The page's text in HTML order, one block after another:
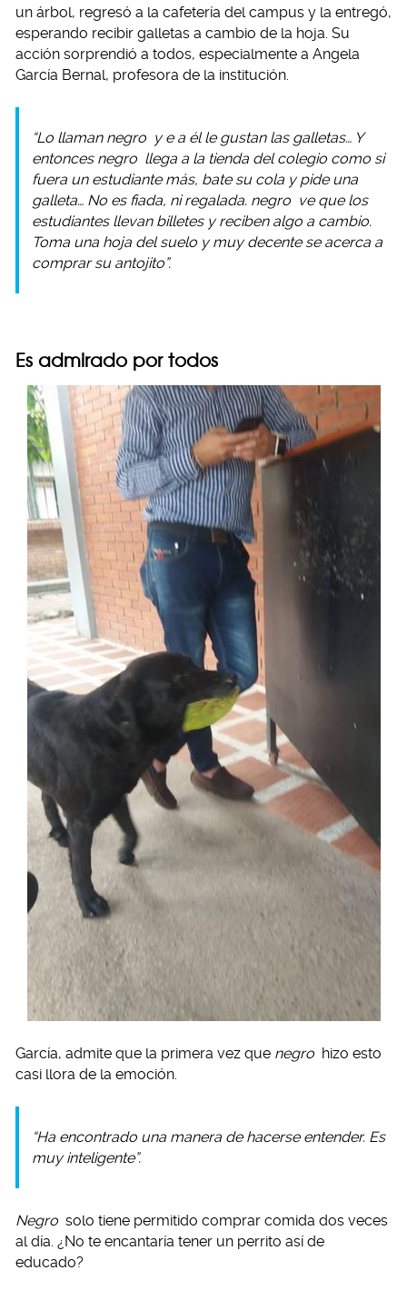
un árbol, regresó a la cafetería del campus y la entregó,
esperando recibir galletas a cambio de la hoja. Su
acción sorprendió a todos, especialmente a Angela
García Bernal, profesora de la institución.
“Lo llaman negro y e a él le gustan las galletas… Y
entonces negro llega a la tienda del colegio como si
fuera un estudiante más, bate su cola y pide una
galleta… No es fiada, ni regalada. negro ve que los
estudiantes llevan billetes y reciben algo a cambio.
Toma una hoja del suelo y muy decente se acerca a
comprar su antojito”.
Es admirado por todos
García, admite que la primera vez que negro hizo esto
casi llora de la emoción.
“Ha encontrado una manera de hacerse entender. Es
muy inteligente”.
Negro solo tiene permitido comprar comida dos veces
al día. ¿No te encantaría tener un perrito así de
educado?